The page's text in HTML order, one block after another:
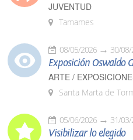
JUVENTUD
Tamames
08/05/2026 30/
Exposición Oswaldo
ARTE /
Santa Marta de
05/06/2026 31/
Visibilizar lo elegido